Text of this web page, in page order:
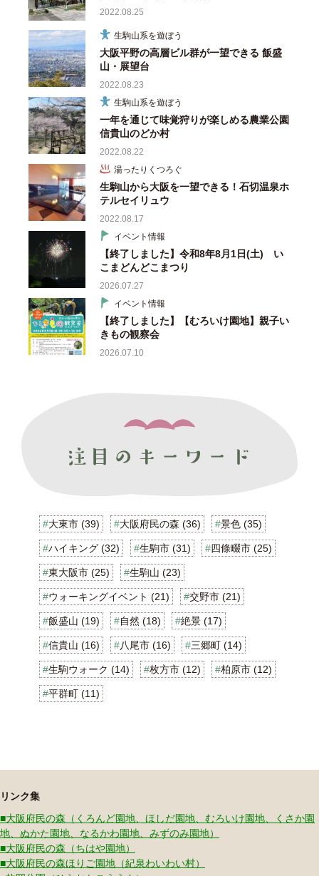
2022.08.25
生駒山系を遊ぼう
大阪平野の高層ビル群が一望できる 飯盛
山・展望台
2022.08.23
生駒山系を遊ぼう
一年を通じて味覚狩りが楽しめる農業公園
信貴山のどか村
2022.08.22
湯ったりくつろぐ
生駒山から大阪を一望できる！石切温泉ホ
テルセイリュウ
2022.08.17
イベント情報
【終了しました】令和8年8月1日(土) い
こまどんどこまつり
2026.07.27
イベント情報
【終了しました】【むろいけ園地】親子い
きもの観察会
2026.07.10
大東市 (39) 大阪府民の森 (36) 景色 (35)
ハイキング (32) 生駒市 (31) 四條畷市 (25)
東大阪市 (25) 生駒山 (23)
ウォーキングイベント (21) 交野市 (21)
飯盛山 (19) 自然 (18) 絶景 (17)
信貴山 (16) 八尾市 (16) 三郷町 (14)
生駒ウォーク (14) 枚方市 (12) 柏原市 (12)
平群町 (11)
リンク集
■大阪府民の森（くろんど園地、ほしだ園地、むろいけ園地、くさか園
地、ぬかた園地、なるかわ園地、みずのみ園地）
■大阪府民の森（ちはや園地）
■大阪府民の森ほりご園地（紀泉わいわい村）